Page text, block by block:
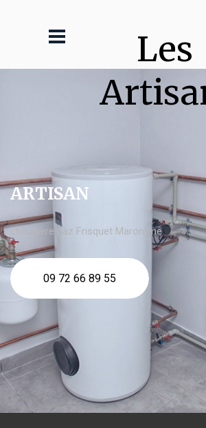
Les
ARTISAN
chaudière gaz Frisquet Maromme
09 72 66 89 55